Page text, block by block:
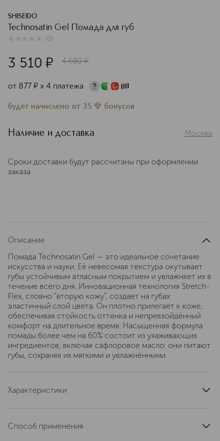
SHISEIDO
Technosatin Gel Помада для губ
(0)
3 510 ¤ 4 680 ¤
от 877 ¤ х 4 платежа
будет начислено от 35 бонусов
Наличие и доставка Москва
Сроки доставки будут рассчитаны при оформлении
заказа
Описание
Помада Technosatin Gel — это идеальное сочетание
искусства и науки. Её невесомая текстура окутывает
губы устойчивым атласным покрытием и увлажняет их в
течение всего дня. Инновационная технология Stretch-
Flex, словно "вторую кожу", создает на губах
эластичный слой цвета. Он плотно прилегает к коже,
обеспечивая стойкость оттенка и непревзойдённый
комфорт на длительное время. Насыщенная формула
помады более чем на 60% состоит из ухаживающих
ингредиентов, включая сафлоровое масло: они питают
губы, сохраняя их мягкими и увлажнёнными.
Характеристики
страна производства
Способ применения